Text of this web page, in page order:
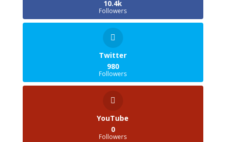
10.4k
Followers
Twitter
980
Followers
YouTube
0
Followers